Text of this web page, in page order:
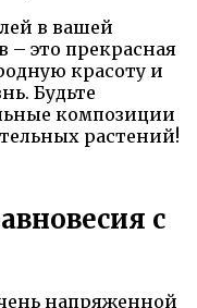
в вашей
– это прекрасная
красоту и
Будьте
композиции
растений!
с
напряженной